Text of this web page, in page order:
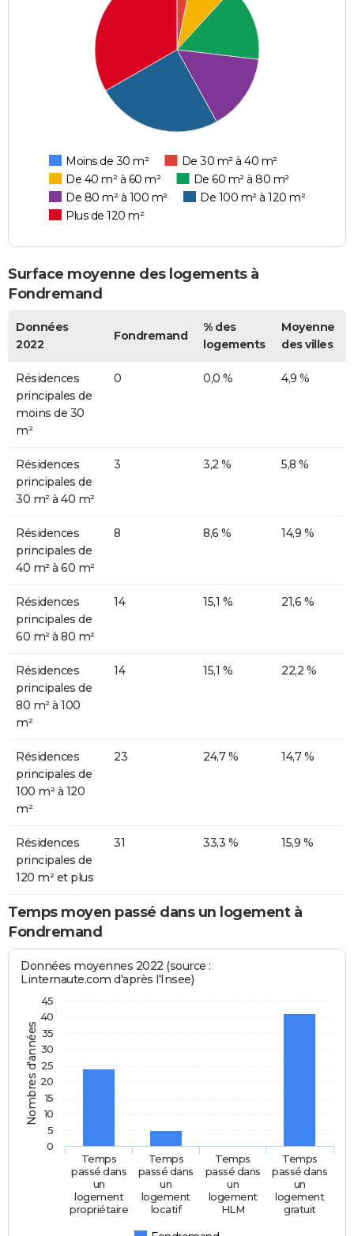
Moins de 30 m²
De 30 m² à 40 m²
De 40 m² à 60 m²
De 60 m² à 80 m²
De 80 m² à 100 m²
De 100 m² à 120 m²
Plus de 120 m²
Surface moyenne des logements à
Fondremand
Données
2022
Fondremand
% des
logements
Moyenne
des villes
Résidences
principales de
moins de 30
m²
0 0,0 % 4,9 %
Résidences
principales de
30 m² à 40 m²
3 3,2 % 5,8 %
Résidences
principales de
40 m² à 60 m²
8 8,6 % 14,9 %
Résidences
principales de
60 m² à 80 m²
14 15,1 % 21,6 %
Résidences
principales de
80 m² à 100
m²
14 15,1 % 22,2 %
Résidences
principales de
100 m² à 120
m²
23 24,7 % 14,7 %
Résidences
principales de
120 m² et plus
31 33,3 % 15,9 %
Temps moyen passé dans un logement à
Fondremand
Nombres d'années
Données moyennes 2022 (source :
Linternaute.com d'après l'Insee)
Temps
passé dans
un
logement
propriétaire
Temps
passé dans
un
logement
locatif
Temps
passé dans
un
logement
HLM
Temps
passé dans
un
logement
gratuit
0
5
10
15
20
25
30
35
40
45